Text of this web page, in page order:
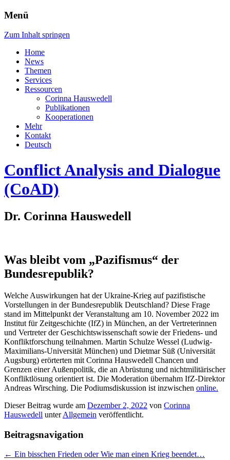
Menü
Zum Inhalt springen
Home
News
Themen
Services
Ressourcen
Corinna Hauswedell
Publikationen
Kooperationen
Mehr
Kontakt
Deutsch
Conflict Analysis and Dialogue
(CoAD)
Dr. Corinna Hauswedell
Was bleibt vom „Pazifismus“ der
Bundesrepublik?
Welche Auswirkungen hat der Ukraine-Krieg auf pazifistische
Vorstellungen in der Bundesrepublik Deutschland? Diese Frage
stand im Mittelpunkt der Veranstaltung am 10. November 2022 im
Institut für Zeitgeschichte (IfZ) in München, an der Vertreterinnen
und Vertreter der Geschichtswissenschaft sowie der Friedens- und
Konfliktforschung teilnahmen. Martin Schulze Wessel (Ludwig-
Maximilians-Universität München) und Dietmar Süß (Universität
Augsburg) erörterten mit Corinna Hauswedell Chancen und
Grenzen einer Außenpolitik, die an Abrüstung und nichtmilitärischer
Konfliktlösung orientiert ist. Die Moderation übernahm IfZ-Direktor
Andreas Wirsching. Die Podiumsdiskussion ist inzwischen online.
Dieser Beitrag wurde am Dezember 2, 2022 von Corinna
Hauswedell unterAllgemein veröffentlicht.
Beitragsnavigation
← Ein bisschen Frieden oder Wie man einen Krieg beendet…